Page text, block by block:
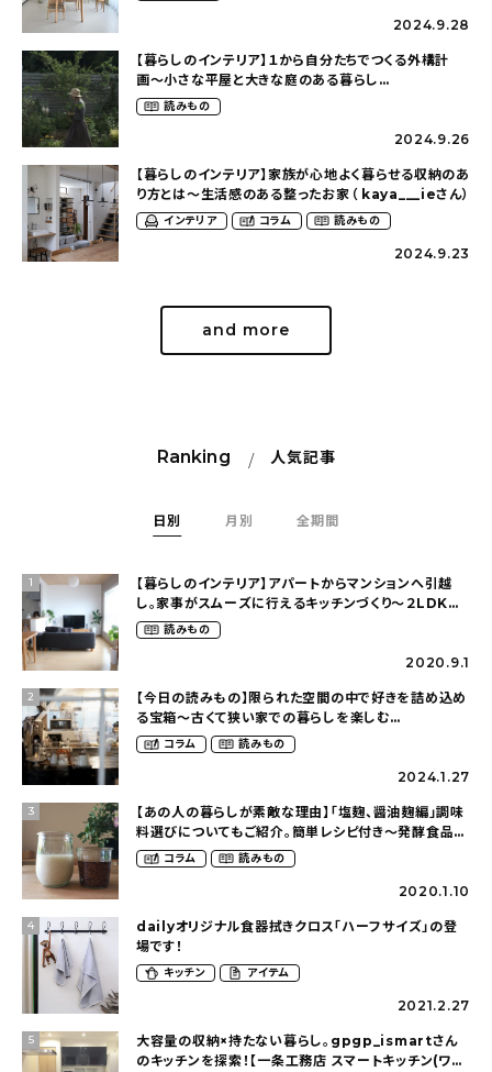
2024.9.28
【暮らしのインテリア】１から自分たちでつくる外構計
画〜小さな平屋と大きな庭のある暮らし
（tsumikiniwaさん）
読みもの
2024.9.26
【暮らしのインテリア】家族が心地よく暮らせる収納のあ
り方とは〜生活感のある整ったお家（ kaya___ieさん）
インテリア コラム 読みもの
2024.9.23
and more
Ranking 人気記事
日別 月別 全期間
1
【暮らしのインテリア】アパートからマンションへ引越
し。家事がスムーズに行えるキッチンづくり〜２LDKの
賃貸暮らし（mari_ppe_さん）
読みもの
2020.9.1
2
【今日の読みもの】限られた空間の中で好きを詰め込め
る宝箱〜古くて狭い家での暮らしを楽しむ
（2nyan_and_lifestylesさん）
コラム 読みもの
2024.1.27
3
【あの人の暮らしが素敵な理由】「塩麹、醤油麹編」調味
料選びについてもご紹介。簡単レシピ付き〜発酵食品の
ある暮らし（__mamigram___さん）
コラム 読みもの
2020.1.10
4
dailyオリジナル食器拭きクロス「ハーフサイズ」の登
場です！
キッチン アイテム
2021.2.27
5
大容量の収納×持たない暮らし。gpgp_ismartさん
のキッチンを探索！【一条工務店 スマートキッチン(ワイ